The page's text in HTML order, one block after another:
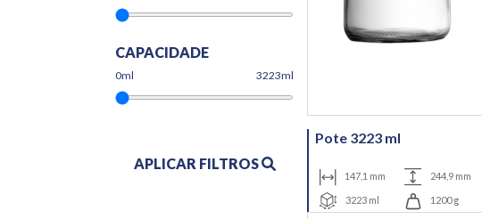
CAPACIDADE
0ml 3223ml
APLICAR FILTROS
Pote 3223 ml
147,1 mm 244,9 mm
3223 ml 1200 g